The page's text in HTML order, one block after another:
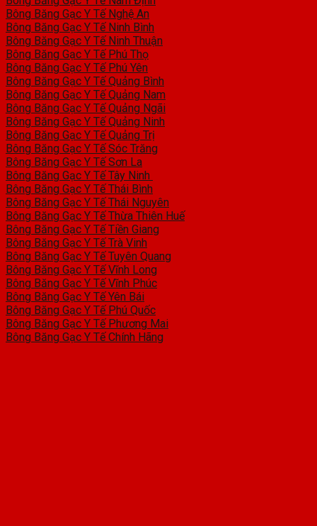
Bông Băng Gạc Y Tế Nghệ An
Bông Băng Gạc Y Tế Ninh Bình
Bông Băng Gạc Y Tế Ninh Thuận
Bông Băng Gạc Y Tế Phú Thọ
Bông Băng Gạc Y Tế Phú Yên
Bông Băng Gạc Y Tế Quảng Bình
Bông Băng Gạc Y Tế Quảng Nam
Bông Băng Gạc Y Tế Quảng Ngãi
Bông Băng Gạc Y Tế Quảng Ninh
Bông Băng Gạc Y Tế Quảng Trị
Bông Băng Gạc Y Tế Sóc Trăng
Bông Băng Gạc Y Tế Sơn La
Bông Băng Gạc Y Tế Tây Ninh
Bông Băng Gạc Y Tế Thái Bình
Bông Băng Gạc Y Tế Thái Nguyên
Bông Băng Gạc Y Tế Thừa Thiên Huế
Bông Băng Gạc Y Tế Tiền Giang
Bông Băng Gạc Y Tế Trà Vinh
Bông Băng Gạc Y Tế Tuyên Quang
Bông Băng Gạc Y Tế Vĩnh Long
Bông Băng Gạc Y Tế Vĩnh Phúc
Bông Băng Gạc Y Tế Yên Bái
Bông Băng Gạc Y Tế Phú Quốc
Bông Băng Gạc Y Tế Phương Mai
Bông Băng Gạc Y Tế Chính Hãng